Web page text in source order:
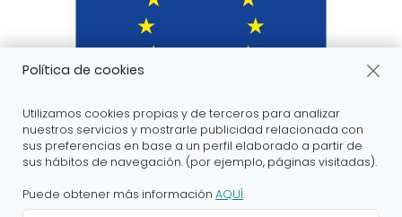
apoyo a la digitalización financiados por el proyecto
DIHnamic a través del programa de investigación e
Política de cookies
Utilizamos cookies propias y de terceros para analizar
nuestros servicios y mostrarle publicidad relacionada con
sus preferencias en base a un perfil elaborado a partir de
sus hábitos de navegación. (por ejemplo, páginas visitadas).
Puede obtener más informaciónAQUÍ.